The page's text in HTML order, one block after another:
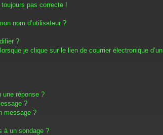
toujours pas correcte !
nom d’utilisateur ?
?
je clique sur le lien de courrier électronique d’un
une réponse ?
?
message ?
à un sondage ?